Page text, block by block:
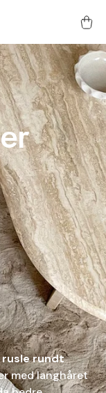
rundt
med langhåret